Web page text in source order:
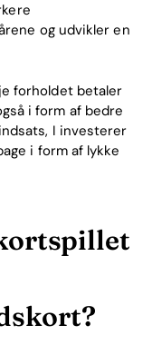
og udvikler en
forholdet betaler
i form af bedre
I investerer
i form af lykke